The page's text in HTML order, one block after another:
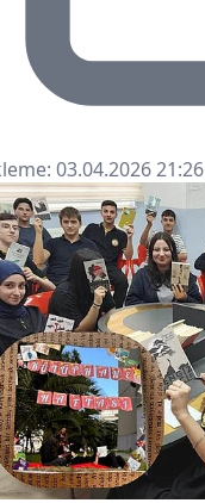
03.04.2026 21:26